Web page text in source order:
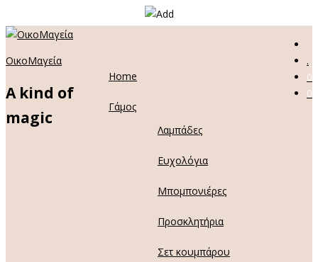
ΟικοΜαγεία
A kind of
magic
Home
Γάμος
Λαμπάδες
Ευχολόγια
Μπομπονιέρες
Προσκλητήρια
Σετ κουμπάρου
.
0
0